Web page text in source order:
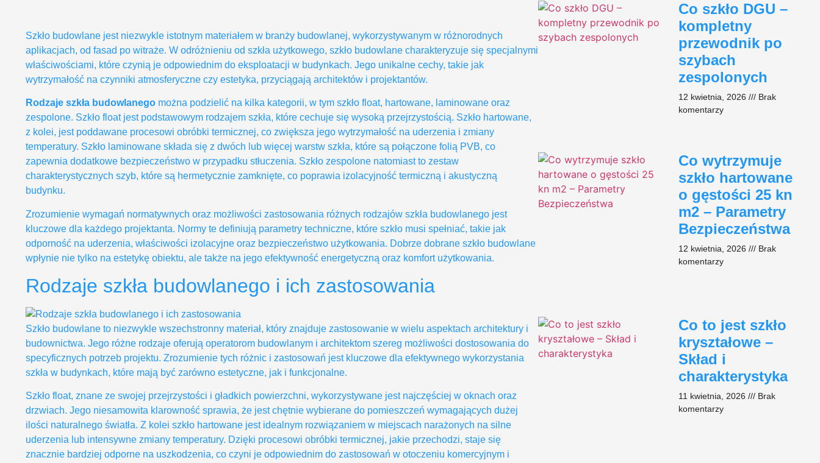
Szkło budowlane jest niezwykle istotnym materiałem w branży budowlanej, wykorzystywanym w różnorodnych
aplikacjach, od fasad po witraże. W odróżnieniu od szkła użytkowego, szkło budowlane charakteryzuje się specjalnymi
właściwościami, które czynią je odpowiednim do eksploatacji w budynkach. Jego unikalne cechy, takie jak
wytrzymałość na czynniki atmosferyczne czy estetyka, przyciągają architektów i projektantów.
Rodzaje szkła budowlanego można podzielić na kilka kategorii, w tym szkło float, hartowane, laminowane oraz
zespolone. Szkło float jest podstawowym rodzajem szkła, które cechuje się wysoką przejrzystością. Szkło hartowane,
z kolei, jest poddawane procesowi obróbki termicznej, co zwiększa jego wytrzymałość na uderzenia i zmiany
temperatury. Szkło laminowane składa się z dwóch lub więcej warstw szkła, które są połączone folią PVB, co
zapewnia dodatkowe bezpieczeństwo w przypadku stłuczenia. Szkło zespolone natomiast to zestaw
charakterystycznych szyb, które są hermetycznie zamknięte, co poprawia izolacyjność termiczną i akustyczną
budynku.
Zrozumienie wymagań normatywnych oraz możliwości zastosowania różnych rodzajów szkła budowlanego jest
kluczowe dla każdego projektanta. Normy te definiują parametry techniczne, które szkło musi spełniać, takie jak
odporność na uderzenia, właściwości izolacyjne oraz bezpieczeństwo użytkowania. Dobrze dobrane szkło budowlane
wpłynie nie tylko na estetykę obiektu, ale także na jego efektywność energetyczną oraz komfort użytkowania.
Rodzaje szkła budowlanego i ich zastosowania
Szkło budowlane to niezwykle wszechstronny materiał, który znajduje zastosowanie w wielu aspektach architektury i
budownictwa. Jego różne rodzaje oferują operatorom budowlanym i architektom szereg możliwości dostosowania do
specyficznych potrzeb projektu. Zrozumienie tych różnic i zastosowań jest kluczowe dla efektywnego wykorzystania
szkła w budynkach, które mają być zarówno estetyczne, jak i funkcjonalne.
Szkło float, znane ze swojej przejrzystości i gładkich powierzchni, wykorzystywane jest najczęściej w oknach oraz
drzwiach. Jego niesamowita klarowność sprawia, że jest chętnie wybierane do pomieszczeń wymagających dużej
ilości naturalnego światła. Z kolei szkło hartowane jest idealnym rozwiązaniem w miejscach narażonych na silne
uderzenia lub intensywne zmiany temperatury. Dzięki procesowi obróbki termicznej, jakie przechodzi, staje się
znacznie bardziej odporne na uszkodzenia, co czyni je odpowiednim do zastosowań w otoczeniu komercyjnym i
Co szkło DGU –
kompletny
przewodnik po
szybach
zespolonych
12 kwietnia, 2026
Brak
komentarzy
Co wytrzymuje
szkło hartowane
o gęstości 25 kn
m2 – Parametry
Bezpieczeństwa
12 kwietnia, 2026
Brak
komentarzy
Co to jest szkło
kryształowe –
Skład i
charakterystyka​
11 kwietnia, 2026
Brak
komentarzy